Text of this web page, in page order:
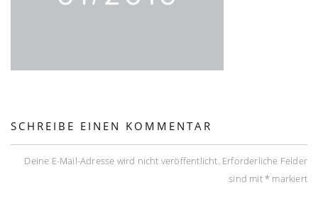
SCHREIBE EINEN KOMMENTAR
Deine E-Mail-Adresse wird nicht veröffentlicht. Erforderliche Felder
sind mit* markiert